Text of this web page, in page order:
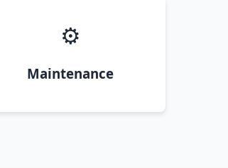
⚙️
Maintenance